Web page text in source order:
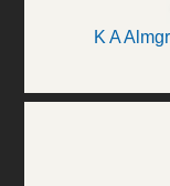
K A